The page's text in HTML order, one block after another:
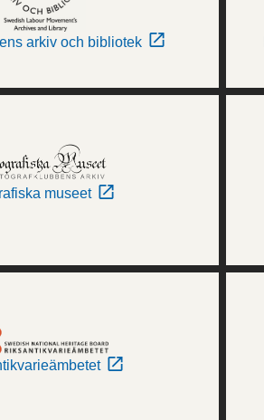
arkiv och bibliotek
museet